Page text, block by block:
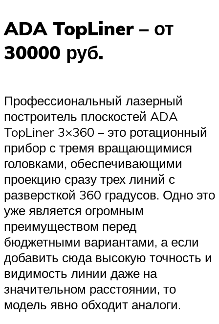
ADA TopLiner – от
30000 руб.
Профессиональный лазерный
построитель плоскостей ADA
TopLiner 3×360 – это ротационный
прибор с тремя вращающимися
головками, обеспечивающими
проекцию сразу трех линий с
разверсткой 360 градусов. Одно это
уже является огромным
преимуществом перед
бюджетными вариантами, а если
добавить сюда высокую точность и
видимость линии даже на
значительном расстоянии, то
модель явно обходит аналоги.